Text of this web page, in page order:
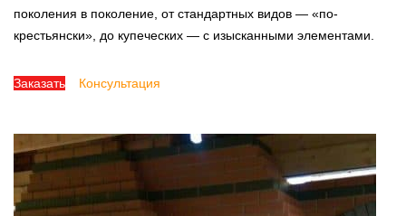
поколения в поколение, от стандартных видов — «по-
крестьянски», до купеческих — с изысканными элементами.
Заказать Консультация